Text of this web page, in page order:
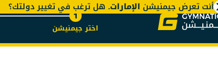
أنت تعرض جيمنيشن الإمارات. هل ترغب في تغيير دولتك؟
1
اختر جيمنيشن